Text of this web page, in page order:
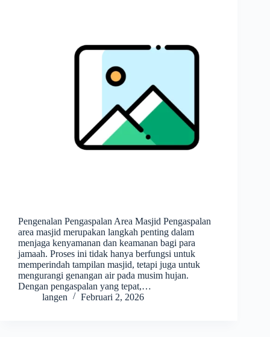
Pengenalan Pengaspalan Area Masjid Pengaspalan
area masjid merupakan langkah penting dalam
menjaga kenyamanan dan keamanan bagi para
jamaah. Proses ini tidak hanya berfungsi untuk
memperindah tampilan masjid, tetapi juga untuk
mengurangi genangan air pada musim hujan.
Dengan pengaspalan yang tepat,…
langen
Februari 2, 2026